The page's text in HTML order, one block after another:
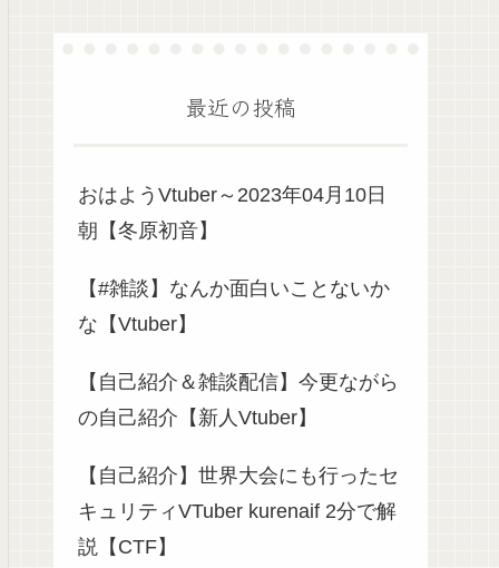
最近の投稿
おはようVtuber～2023年04月10日
朝【冬原初音】
【#雑談】なんか面白いことないか
な【Vtuber】
【自己紹介＆雑談配信】今更ながら
の自己紹介【新人Vtuber】
【自己紹介】世界大会にも行ったセ
キュリティVTuber kurenaif 2分で解
説【CTF】